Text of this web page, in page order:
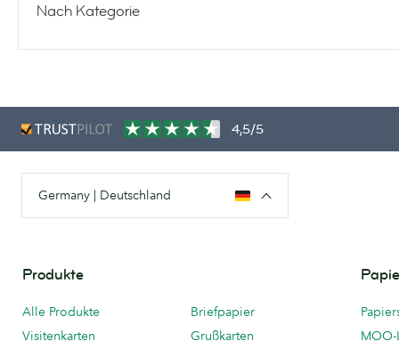
Nach Kategorie
4,5/5
Germany | Deutschland
Produkte
Alle Produkte
Visitenkarten
Briefpapier
Grußkarten
MOO-